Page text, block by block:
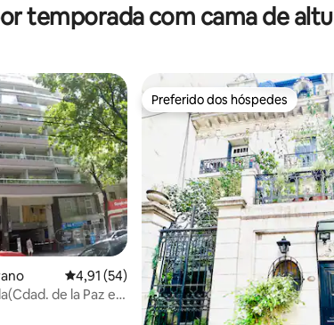
temporada com cama de
avaliações4,91 de uma avaliação média de 5, 54
4,91 (54)
de la Paz e
Preferido dos hóspedes
Preferido dos hóspedes